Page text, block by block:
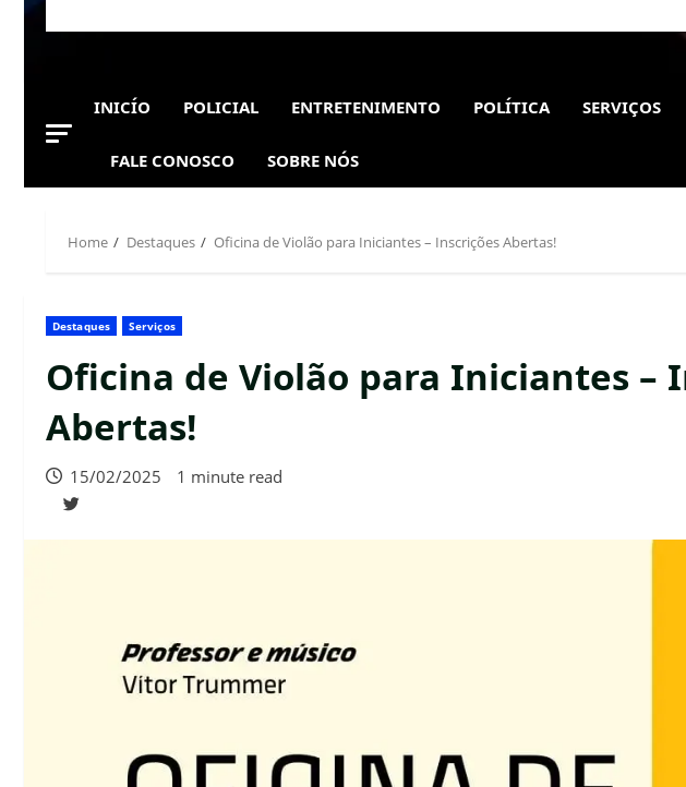
INICÍO POLICIAL ENTRETENIMENTO POLÍTICA SERVIÇOS
FALE CONOSCO SOBRE NÓS
Home Destaques Oficina de Violão para Iniciantes – Inscrições Abertas!
Destaques Serviços
Oficina de Violão para Iniciantes –
Abertas!
15/02/2025 1 minute read